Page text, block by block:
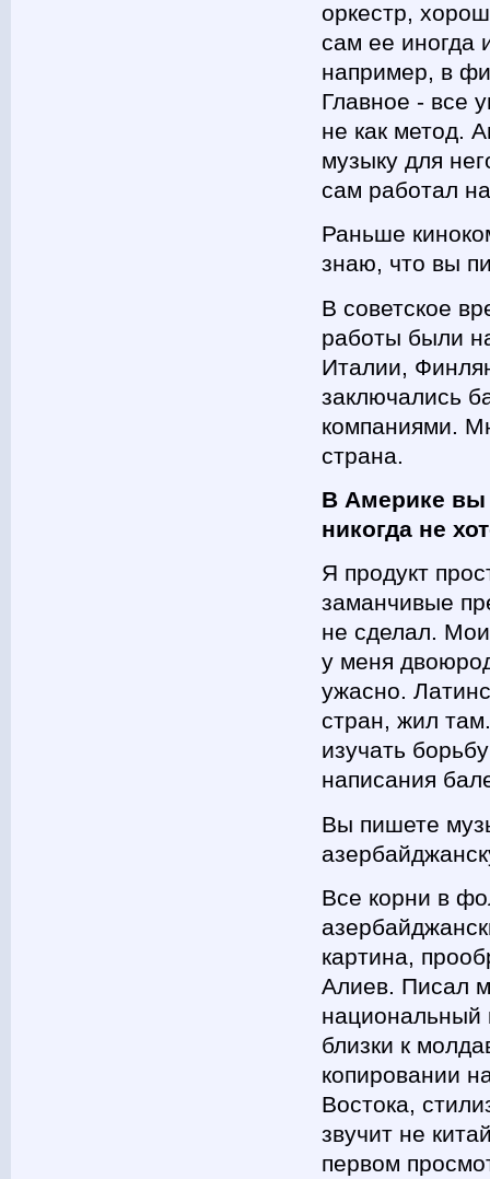
оркестр,
сам ее иногда
например, в
Главное - все
не как метод.
музыку для
сам работал
Раньше
знаю, что вы
В советское
работы были
Италии,
заключались
компаниями.
страна.
В Америке вы
никогда не
Я продукт
заманчивые
не сделал.
у меня
ужасно.
стран, жил
изучать
написания
Вы пишете
Все корни в
картина,
Алиев. Писал
национальный
близки к
копировании
Востока,
звучит не
первом